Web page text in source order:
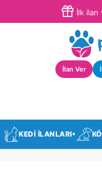
İlk ilan
İlan Ver
KEDİ İLANLARI▾